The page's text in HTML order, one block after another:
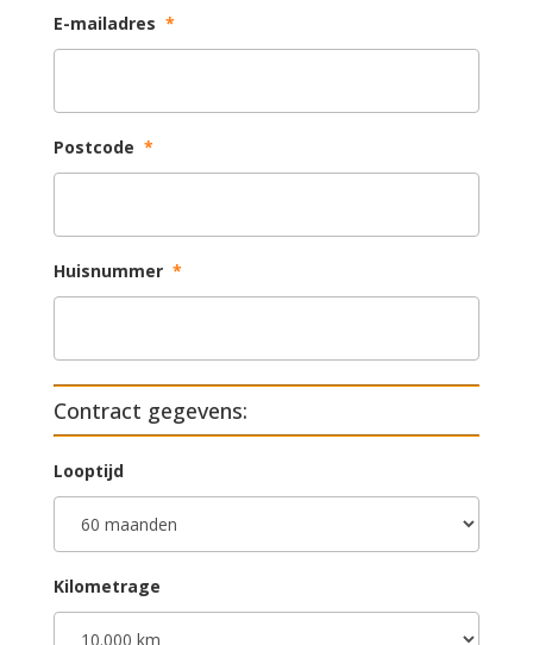
E-mailadres *
Postcode *
Huisnummer *
Contract gegevens:
Looptijd
Kilometrage